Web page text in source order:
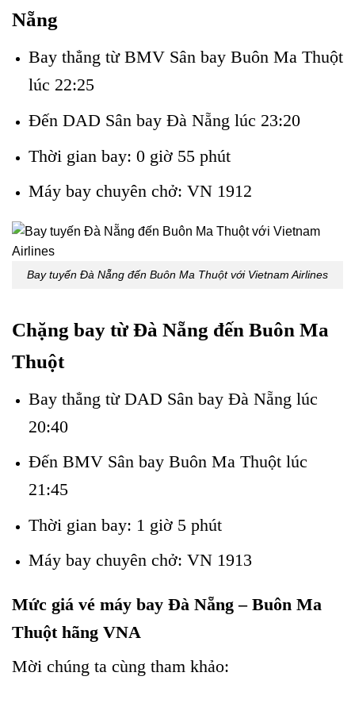
Nẵng
Bay thẳng từ BMV Sân bay Buôn Ma Thuột
lúc 22:25
Đến DAD Sân bay Đà Nẵng lúc 23:20
Thời gian bay: 0 giờ 55 phút
Máy bay chuyên chở: VN 1912
Bay tuyến Đà Nẵng đến Buôn Ma Thuột với Vietnam Airlines
Chặng bay từ Đà Nẵng đến Buôn Ma
Thuột
Bay thẳng từ DAD Sân bay Đà Nẵng lúc
20:40
Đến BMV Sân bay Buôn Ma Thuột lúc
21:45
Thời gian bay: 1 giờ 5 phút
Máy bay chuyên chở: VN 1913
Mức giá vé máy bay Đà Nẵng – Buôn Ma
Thuột hãng VNA
Mời chúng ta cùng tham khảo: